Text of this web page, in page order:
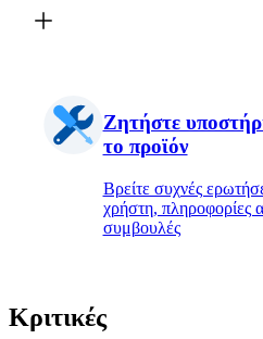
Ζητήστε
το προϊόν
Βρείτε συχνές
χρήστη, πληροφορίες
συμβουλές
Κριτικές